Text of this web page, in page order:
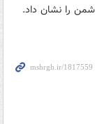
را نشان داد.